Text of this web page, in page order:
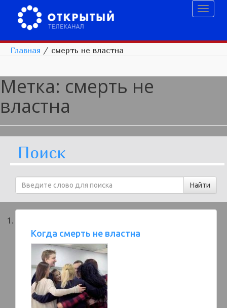
Главная / смерть не властна
Метка: смерть не
властна
Поиск
Когда смерть не властна